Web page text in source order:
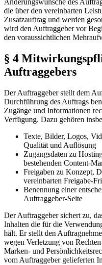
Änderungswünsche des
die über den vereinbarten
Zusatzauftrag und werden
wird den Auftraggeber vor
den voraussichtlichen
§ 4
Auftraggebers
Der Auftraggeber stellt dem
Durchführung des Auftrags
Zugänge und Informationen
Verfügung. Dazu gehören
Texte, Bilder, Logos,
Qualität und Auflösung
Zugangsdaten zu
bestehenden Content-
Freigaben zu Konzept,
vereinbarten Freigabe-
Benennung einer
Auftraggeber-Seite
Der Auftraggeber sichert zu,
Inhalten die für die
hält. Er stellt den
wegen Verletzung von
Marken- und
vom Auftraggeber gelieferten